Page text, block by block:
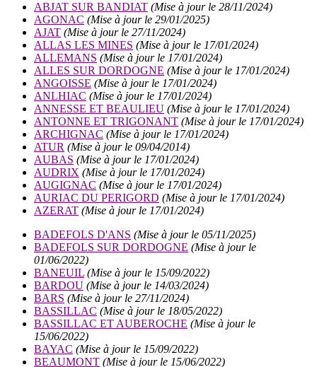
ABJAT SUR BANDIAT (Mise à jour le 28/11/2024)
AGONAC (Mise à jour le 29/01/2025)
AJAT (Mise à jour le 27/11/2024)
ALLAS LES MINES (Mise à jour le 17/01/2024)
ALLEMANS (Mise à jour le 17/01/2024)
ALLES SUR DORDOGNE (Mise à jour le 17/01/2024)
ANGOISSE (Mise à jour le 17/01/2024)
ANLHIAC (Mise à jour le 17/01/2024)
ANNESSE ET BEAULIEU (Mise à jour le 17/01/2024)
ANTONNE ET TRIGONANT (Mise à jour le 17/01/2024)
ARCHIGNAC (Mise à jour le 17/01/2024)
ATUR (Mise à jour le 09/04/2014)
AUBAS (Mise à jour le 17/01/2024)
AUDRIX (Mise à jour le 17/01/2024)
AUGIGNAC (Mise à jour le 17/01/2024)
AURIAC DU PERIGORD (Mise à jour le 17/01/2024)
AZERAT (Mise à jour le 17/01/2024)
BADEFOLS D'ANS (Mise à jour le 05/11/2025)
BADEFOLS SUR DORDOGNE (Mise à jour le
01/06/2022)
BANEUIL (Mise à jour le 15/09/2022)
BARDOU (Mise à jour le 14/03/2024)
BARS (Mise à jour le 27/11/2024)
BASSILLAC (Mise à jour le 18/05/2022)
BASSILLAC ET AUBEROCHE (Mise à jour le
15/06/2022)
BAYAC (Mise à jour le 15/09/2022)
BEAUMONT (Mise à jour le 15/06/2022)